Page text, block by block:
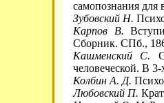
самопознания для
Зубовский Н.
Карпов В.
Сборник. СПб.,
Кашменский С.
человеческой. В
Колбин А. Д.
Любовский П.